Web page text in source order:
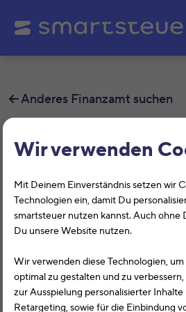
Wir verwenden
Mit Deinem Einverständnis setzen wir
Technologien ein, damit Du
smartsteuer nutzen kannst. Auch ohne
Du unsere Website nutzen.
Wir verwenden diese Technologien,
optimal zu gestalten und zu
zur Ausspielung personalisierter
Retargeting, sowie für die Einbindung
Anderes Finanzamt suchen
Finanzamt
Auf dieser Seite findest
Informationen zum
Goethestr. 5, 79822,
der Finanzamtsnummer